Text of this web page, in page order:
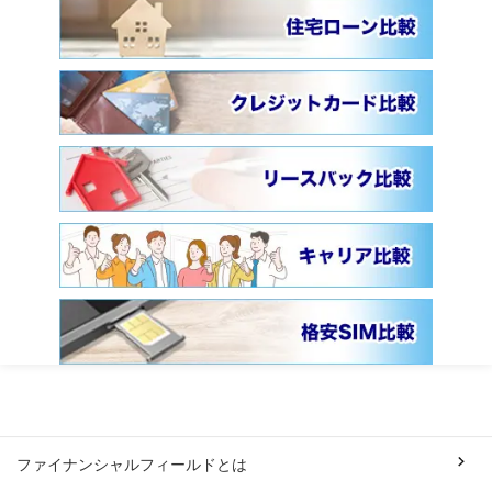
ファイナンシャルフィールドとは